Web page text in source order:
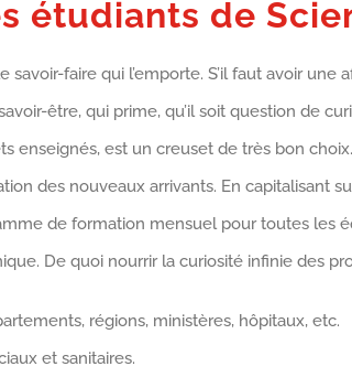
étudiants de
savoir-faire qui l’emporte. S’il faut avoir
être, qui prime, qu’il soit question de
enseignés, est un creuset de très bon
des nouveaux arrivants. En capitalisant
de formation mensuel pour toutes les
De quoi nourrir la curiosité infinie des
régions, ministères, hôpitaux, etc.
et sanitaires.